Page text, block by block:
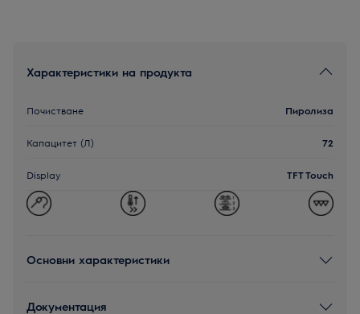
Характеристики на продукта
Почистване Пиролиза
Капацитет (Л) 72
Display TFT Touch
Основни характеристики
Документация